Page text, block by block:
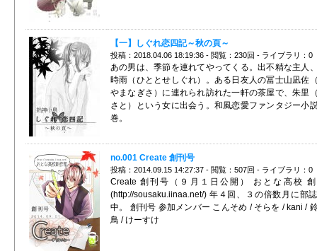
【一】しぐれ恋四記～秋の頁～
投稿：2018.04.06 18:19:36 - 閲覧：230回 - ライブラリ：0
あの男は、季節を連れてやってくる。出不精な主人
時雨（ひととせしぐれ）。ある日友人の冨士山凪佐
やまなぎさ）に連れられ訪れた一軒の茶屋で、朱里
さと）という女に出会う。和風恋愛ファンタジー小
巻。
no.001 Create 創刊号
投稿：2014.09.15 14:27:37 - 閲覧：507回 - ライブラリ：0
Create 創刊号（９月１日公開） おとな高校
(http://sousaku.iinaa.net/) 年４回、３の倍数月に部
中。 創刊号 参加メンバー こんそめ / そらを / kani /
鳥 / けーすけ